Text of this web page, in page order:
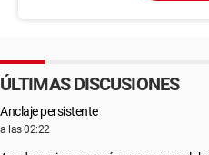
ÚLTIMAS DISCUSIONES
Anclaje persistente
a las 02:22